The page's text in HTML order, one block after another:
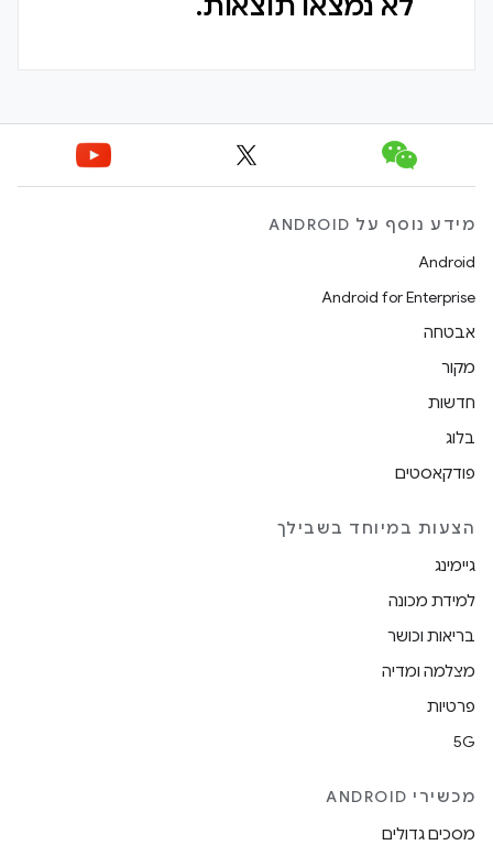
מידע נוסף על ANDROID
Android
Android for Enterprise
אבטחה
מקור
חדשות
בלוג
פודקאסטים
הצעות במיוחד בשבילך
גיימינג
למידת מכונה
בריאות וכושר
מצלמה ומדיה
פרטיות
5G
מכשירי ANDROID
מסכים גדולים